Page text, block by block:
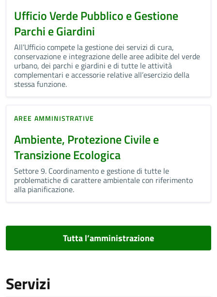
Ufficio Verde Pubblico e Gestione
Parchi e Giardini
All’Ufficio compete la gestione dei servizi di cura,
conservazione e integrazione delle aree adibite del verde
urbano, dei parchi e giardini e di tutte le attività
complementari e accessorie relative all’esercizio della
stessa funzione.
AREE AMMINISTRATIVE
Ambiente, Protezione Civile e
Transizione Ecologica
Settore 9. Coordinamento e gestione di tutte le
problematiche di carattere ambientale con riferimento
alla pianificazione.
Tutta l’amministrazione
Servizi